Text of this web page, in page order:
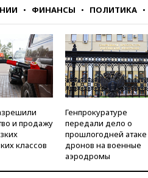
ФИНАНСЫ ПОЛИТИКА
и продажу
классов
Генпрокуратуре
передали дело о
прошлогодней атаке
дронов на военные
аэродромы